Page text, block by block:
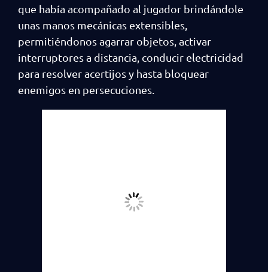
que había acompañado al jugador brindándole
unas manos mecánicas extensibles,
permitiéndonos agarrar objetos, activar
interruptores a distancia, conducir electricidad
para resolver acertijos y hasta bloquear
enemigos en persecuciones.